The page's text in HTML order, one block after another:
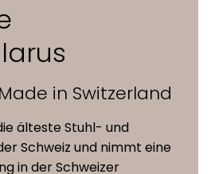
stapelbar,
möglich
53 x 49 x 80 cm
in Switzerland
älteste Stuhl- und
Schweiz und nimmt eine
in der Schweizer